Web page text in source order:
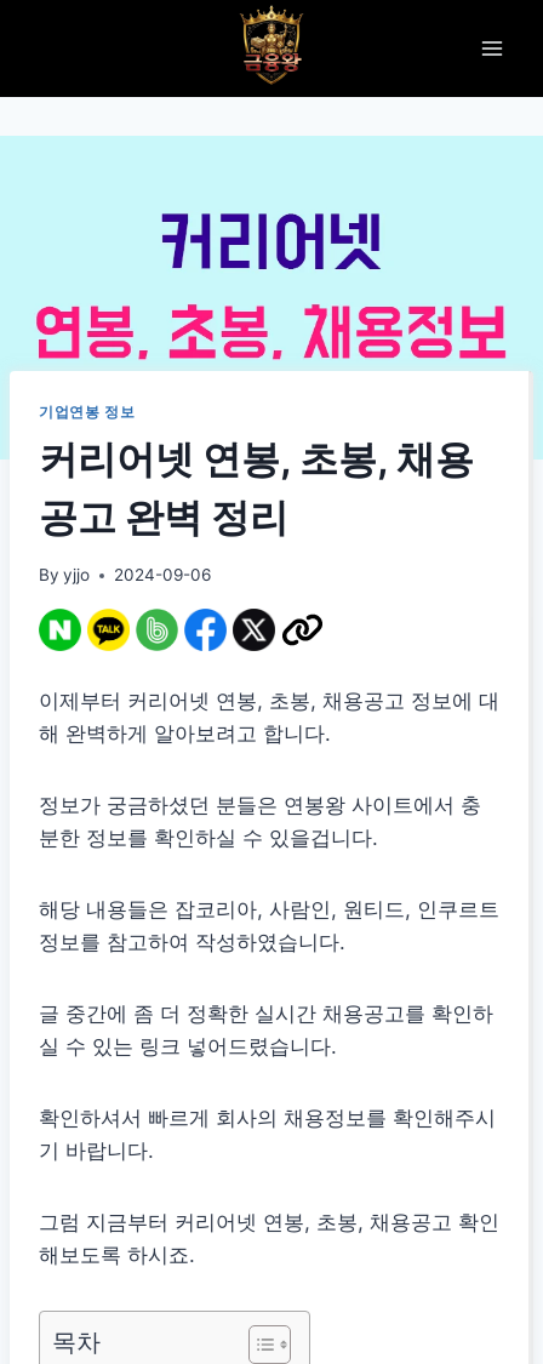
기업연봉 정보
커리어넷 연봉, 초봉, 채용
공고 완벽 정리
By yjjo 2024-09-06
이제부터 커리어넷 연봉, 초봉, 채용공고 정보에 대
해 완벽하게 알아보려고 합니다.
정보가 궁금하셨던 분들은 연봉왕 사이트에서 충
분한 정보를 확인하실 수 있을겁니다.
해당 내용들은 잡코리아, 사람인, 원티드, 인쿠르트
정보를 참고하여 작성하였습니다.
글 중간에 좀 더 정확한 실시간 채용공고를 확인하
실 수 있는 링크 넣어드렸습니다.
확인하셔서 빠르게 회사의 채용정보를 확인해주시
기 바랍니다.
그럼 지금부터 커리어넷 연봉, 초봉, 채용공고 확인
해보도록 하시죠.
목차